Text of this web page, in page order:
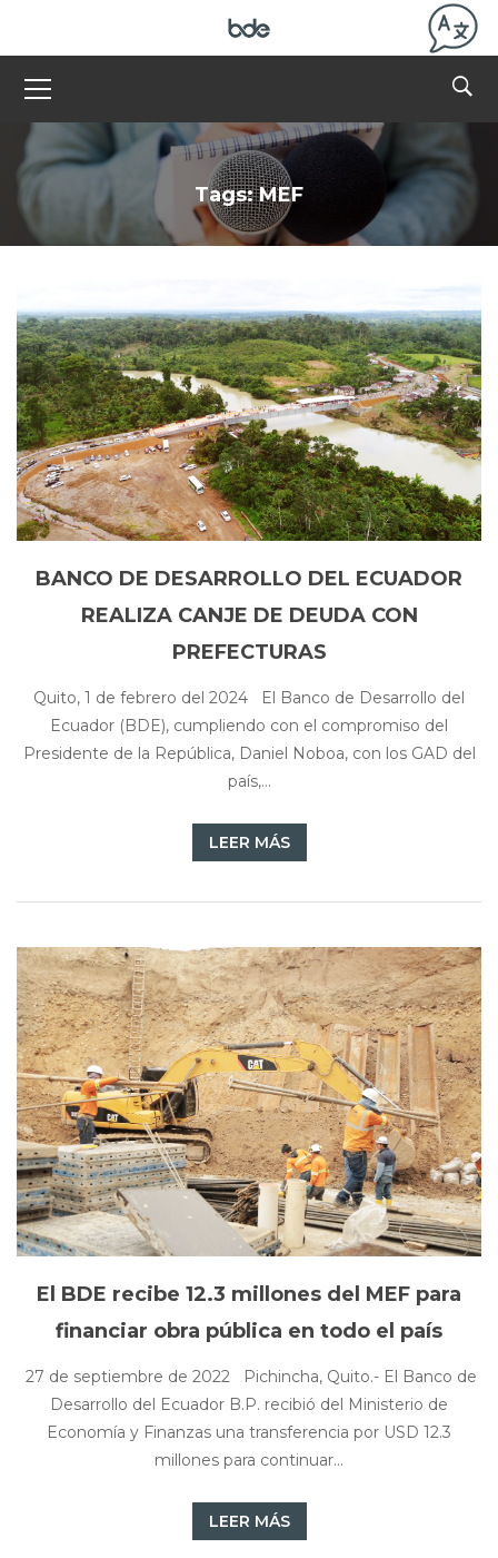
Tags: MEF
BANCO DE DESARROLLO DEL ECUADOR
REALIZA CANJE DE DEUDA CON
PREFECTURAS
Quito, 1 de febrero del 2024 El Banco de Desarrollo del
Ecuador (BDE), cumpliendo con el compromiso del
Presidente de la República, Daniel Noboa, con los GAD del
país,...
LEER MÁS
El BDE recibe 12.3 millones del MEF para
financiar obra pública en todo el país
27 de septiembre de 2022 Pichincha, Quito.- El Banco de
Desarrollo del Ecuador B.P. recibió del Ministerio de
Economía y Finanzas una transferencia por USD 12.3
millones para continuar...
LEER MÁS